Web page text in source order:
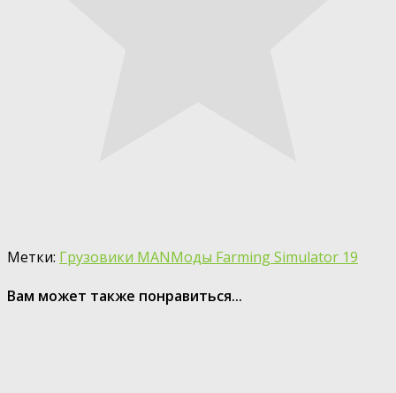
Метки: Грузовики MANМоды Farming Simulator 19
Вам может также понравиться...